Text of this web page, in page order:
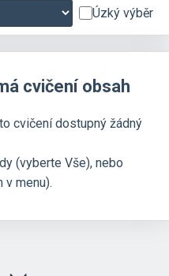
se správnou
psát, ale
Úzký výběr
cvičení obsah
cvičení dostupný žádný
(vyberte Vše), nebo
v menu).